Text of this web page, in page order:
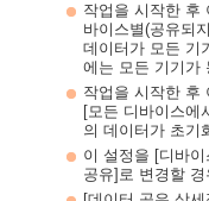
작업을 시작한 후
바이스별(공유되
데이터가 모든 기
에는 모든 기기가
작업을 시작한 후
[모든 디바이스에
의 데이터가 초기
이 설정을 [디바
공유]로 변경할